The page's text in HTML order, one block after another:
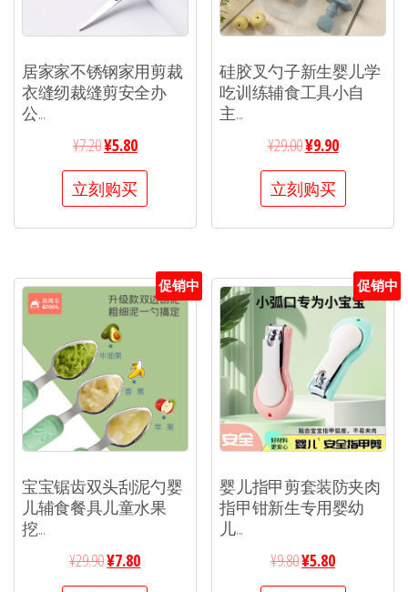
居家家不锈钢家用剪裁
衣缝纫裁缝剪安全办
公...
¥7.20¥5.80
立刻购买
硅胶叉勺子新生婴儿学
吃训练辅食工具小自
主...
¥29.00¥9.90
立刻购买
促销中
宝宝锯齿双头刮泥勺婴
儿辅食餐具儿童水果
挖...
¥29.90¥7.80
促销中
婴儿指甲剪套装防夹肉
指甲钳新生专用婴幼
儿...
¥9.80¥5.80